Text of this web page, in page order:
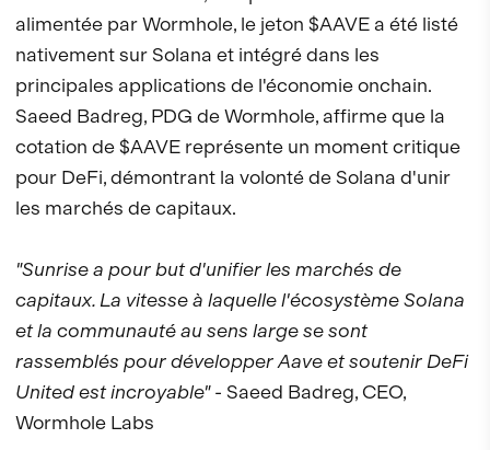
alimentée par Wormhole, le jeton $AAVE a été listé
nativement sur Solana et intégré dans les
principales applications de l'économie onchain.
Saeed Badreg, PDG de Wormhole, affirme que la
cotation de $AAVE représente un moment critique
pour DeFi, démontrant la volonté de Solana d'unir
les marchés de capitaux.
"Sunrise a pour but d'unifier les marchés de
capitaux. La vitesse à laquelle l'écosystème Solana
et la communauté au sens large se sont
rassemblés pour développer Aave et soutenir DeFi
United est incroyable"- Saeed Badreg, CEO,
Wormhole Labs